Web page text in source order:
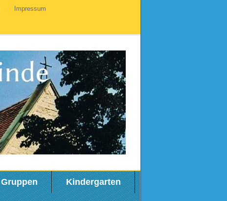
Impressum
Gruppen Kindergarten